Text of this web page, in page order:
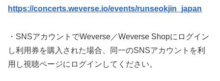
https://concerts.weverse.io/events/runseokjin_japan
・SNSアカウントでWeverse／Weverse Shopにログイン
し利用券を購入された場合、同一のSNSアカウントを利
用し視聴ページにログインしてください。